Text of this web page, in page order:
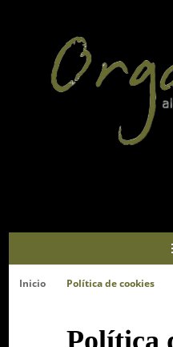
Inicio Política de cookies
Política